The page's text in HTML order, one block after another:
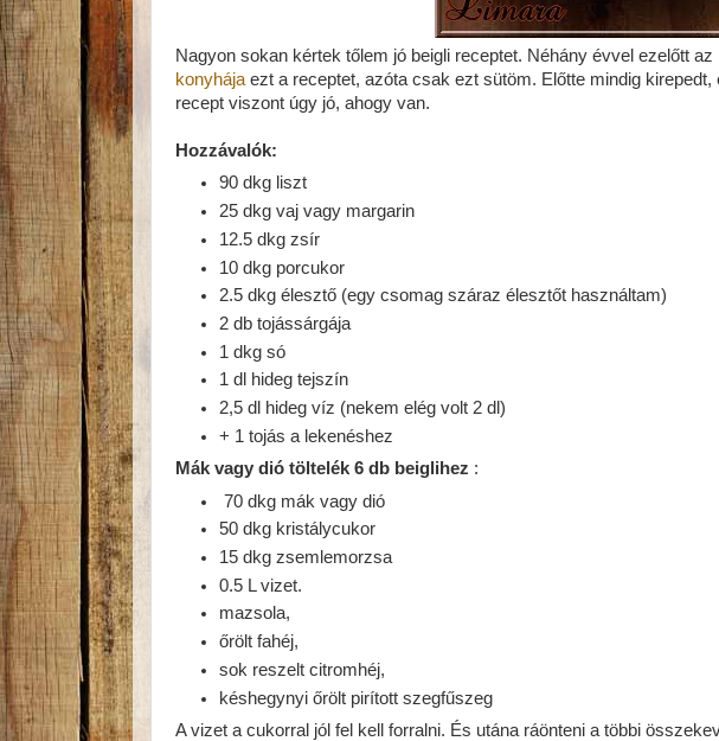
Nagyon sokan kértek tőlem jó beigli receptet. Néhány évvel ezelőtt az
konyhája ezt a receptet, azóta csak ezt sütöm. Előtte mindig
recept viszont úgy jó, ahogy van.
Hozzávalók:
90 dkg liszt
25 dkg vaj vagy margarin
12.5 dkg zsír
10 dkg porcukor
2.5 dkg élesztő (egy csomag száraz élesztőt használtam)
2 db tojássárgája
1 dkg só
1 dl hideg tejszín
2,5 dl hideg víz (nekem elég volt 2 dl)
+ 1 tojás a lekenéshez
Mák vagy dió töltelék 6 db beiglihez :
70 dkg mák vagy dió
50 dkg kristálycukor
15 dkg zsemlemorzsa
0.5 L vizet.
mazsola,
őrölt fahéj,
sok reszelt citromhéj,
késhegynyi őrölt pirított szegfűszeg
A vizet a cukorral jól fel kell forralni. És utána ráönteni a többi